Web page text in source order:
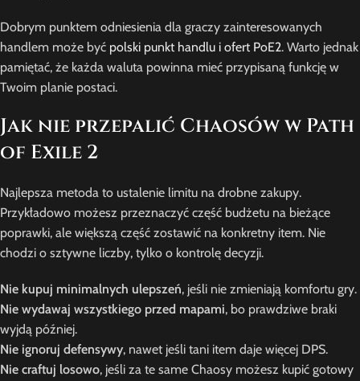
Dobrym punktem odniesienia dla graczy zainteresowanych
handlem może być polski punkt handlu i ofert PoE2. Warto jednak
pamiętać, że każda waluta powinna mieć przypisaną funkcję w
Twoim planie postaci.
Jak nie przepalić Chaosów w Path
of Exile 2
Najlepsza metoda to ustalenie limitu na drobne zakupy.
Przykładowo możesz przeznaczyć część budżetu na bieżące
poprawki, ale większą część zostawić na konkretny item. Nie
chodzi o sztywne liczby, tylko o kontrolę decyzji.
Nie kupuj minimalnych ulepszeń, jeśli nie zmieniają komfortu gry.
Nie wydawaj wszystkiego przed mapami, bo prawdziwe braki
wyjdą później.
Nie ignoruj defensywy, nawet jeśli tani item daje więcej DPS.
Nie craftuj losowo, jeśli za te same Chaosy możesz kupić gotowy